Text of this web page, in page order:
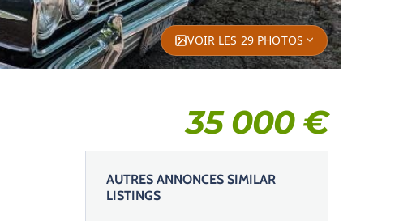
VOIR LES 29 PHOTOS
35 000€
AUTRES ANNONCES SIMILAR
LISTINGS